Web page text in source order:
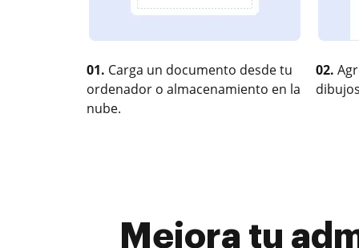
01. Carga un documento desde tu
ordenador o almacenamiento en la
nube.
02.
Mejora tu